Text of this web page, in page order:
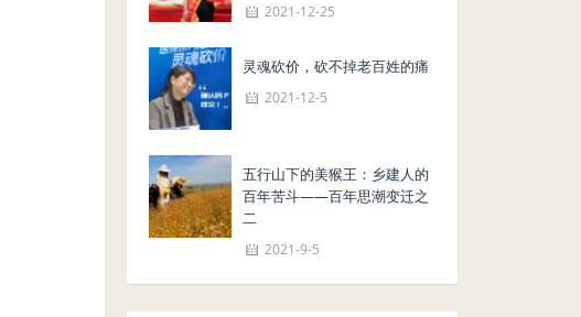
2021-12-25
灵魂砍价，砍不掉老百姓的痛
2021-12-5
五行山下的美猴王：乡建人的
百年苦斗——百年思潮变迁之
二
2021-9-5